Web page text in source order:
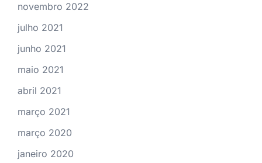
novembro 2022
julho 2021
junho 2021
maio 2021
abril 2021
março 2021
março 2020
janeiro 2020